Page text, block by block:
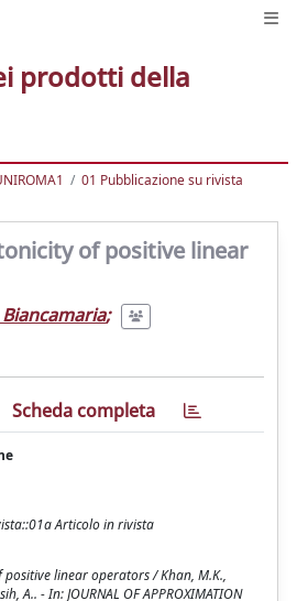
prodotti della
01 Pubblicazione su rivista
of positive linear
Biancamaria;
Scheda completa
Articolo in rivista
linear operators / Khan, M.K.,
A.. - In: JOURNAL OF APPROXIMATION